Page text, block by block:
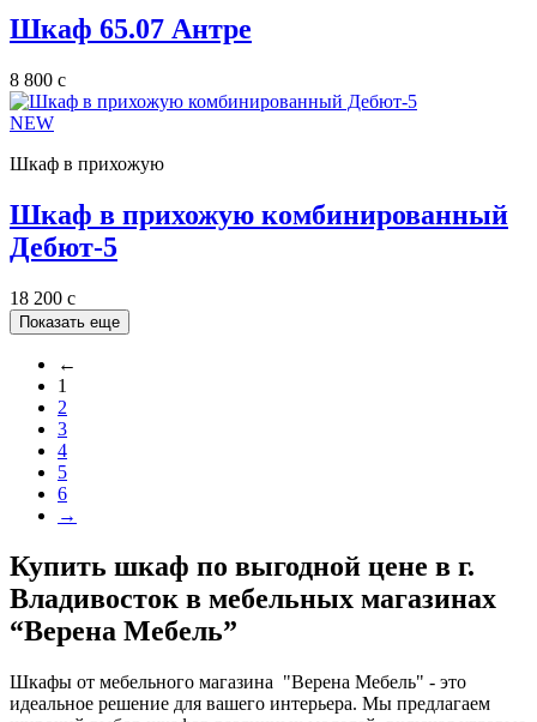
Шкаф 65.07 Антре
8 800 c
NEW
Шкаф в прихожую
Шкаф в прихожую комбинированный
Дебют-5
18 200 c
Показать еще
←
1
2
3
4
5
6
→
Купить шкаф по выгодной цене в г.
Владивосток в мебельных магазинах
“Верена Мебель”
Шкафы от мебельного магазина "Верена Мебель" - это
идеальное решение для вашего интерьера. Мы предлагаем